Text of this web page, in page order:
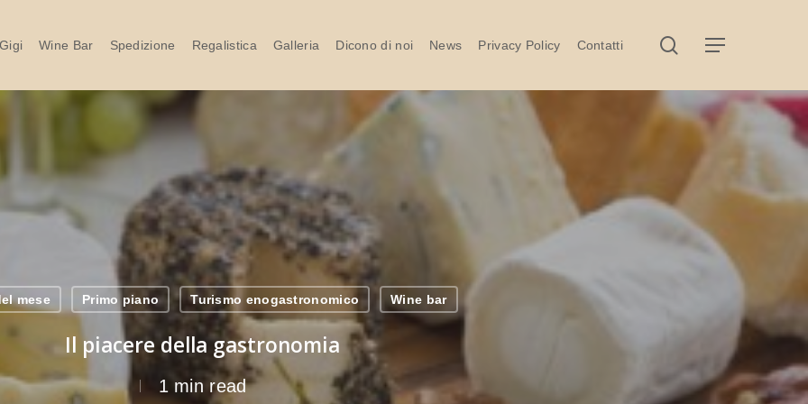
Wine Bar Spedizione Regalistica Galleria Dicono di noi News Privacy Policy Contatti search
Menu
mese Primo piano Turismo enogastronomico Wine bar
Il piacere della gastronomia
1 min read